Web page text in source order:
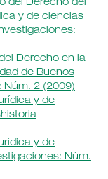
del Derecho del
y de ciencias
Derecho en la
de Buenos
Núm. 2 (2009)
y de
y de
Núm.